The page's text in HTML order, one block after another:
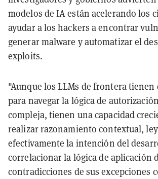
modelos de IA están acelerando los
ayudar a los hackers a encontrar
generar malware y automatizar el
exploits.
"Aunque los LLMs de frontera
para navegar la lógica de
compleja, tienen una capacidad
realizar razonamiento contextual,
efectivamente la intención del
correlacionar la lógica de aplicación
contradicciones de sus excepciones